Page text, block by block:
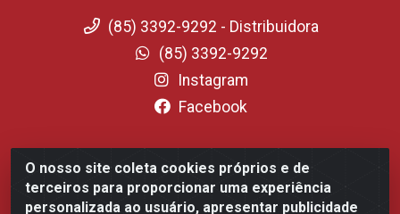
O nosso site coleta cookies próprios e de
terceiros para proporcionar uma experiência
personalizada ao usuário, apresentar publicidade
(85) 3392-9292 - Distribuidora
(85) 3392-9292
Instagram
Facebook
Fortali Distribuidora de Alimentos LTDA - Avenida
Tomaz Coelho, 1268 - Messejana, Fortaleza/CE - CEP